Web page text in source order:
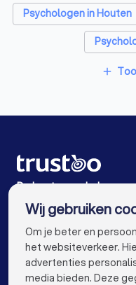
Psychologen in Houten
Psychologen in De
Psychologen in
Psychologen in
Psychologen in Breda
add
De beste psychologen
Wij gebruiken
Om je beter en
het websiteverkeer.
advertenties
media bieden. Deze